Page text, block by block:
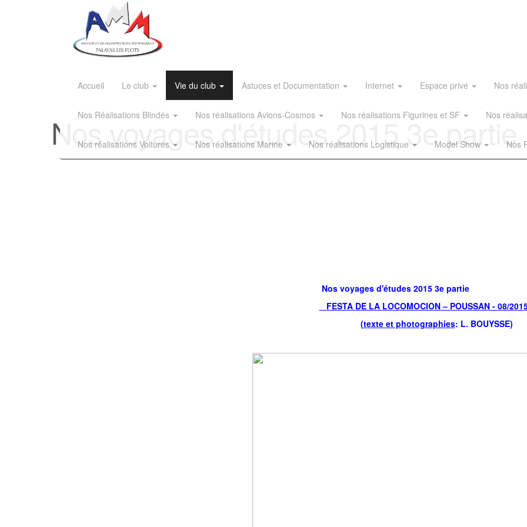
Accueil Le club Vie du club Astuces et Documentation Internet Espace privé Nos
Nos Réalisations Blindés Nos réalisations Avions-Cosmos Nos réalisations Figurines et SF Nos
Nos réalisations Voitures Nos réalisations Marine Nos réalisations Logistique Model Show Nos
Nos voyages d'études 2015 3e partie
Nos voyages d'études 2015 3e partie
FESTA DE LA LOCOMOCION – POUSSAN - 08/
(texte et photographies: L. BOUYSSE)